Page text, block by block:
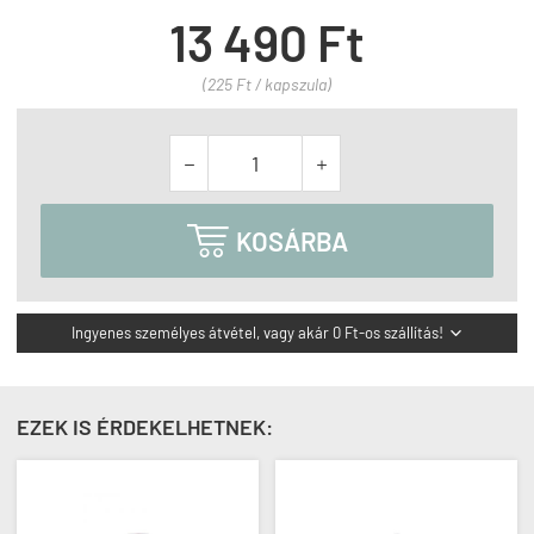
13 490 Ft
(225 Ft / kapszula)
 
 KOSÁRBA
Ingyenes személyes átvétel, vagy akár 0 Ft-os szállítás! 
EZEK IS ÉRDEKELHETNEK: